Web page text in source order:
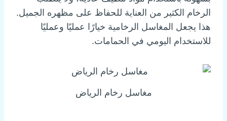
الرخام الكثير من العناية للحفاظ على مظهره الجميل.
هذا يجعل المغاسل الرخامية خيارًا عمليًا وعمليًا
للاستخدام اليومي في الحمامات.
مغاسل رخام الرياض